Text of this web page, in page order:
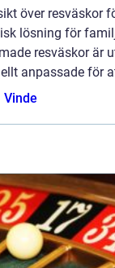
över resväskor
lösning för
resväskor är
anpassade för
Vinde